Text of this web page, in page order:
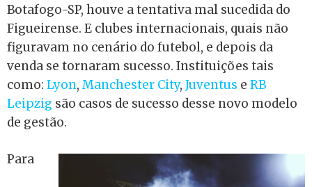
Botafogo-SP, houve a tentativa mal sucedida do
Figueirense. E clubes internacionais, quais não
figuravam no cenário do futebol, e depois da
venda se tornaram sucesso. Instituições tais
como: Lyon, Manchester City, Juventus e RB
Leipzig são casos de sucesso desse novo modelo
de gestão.
Para